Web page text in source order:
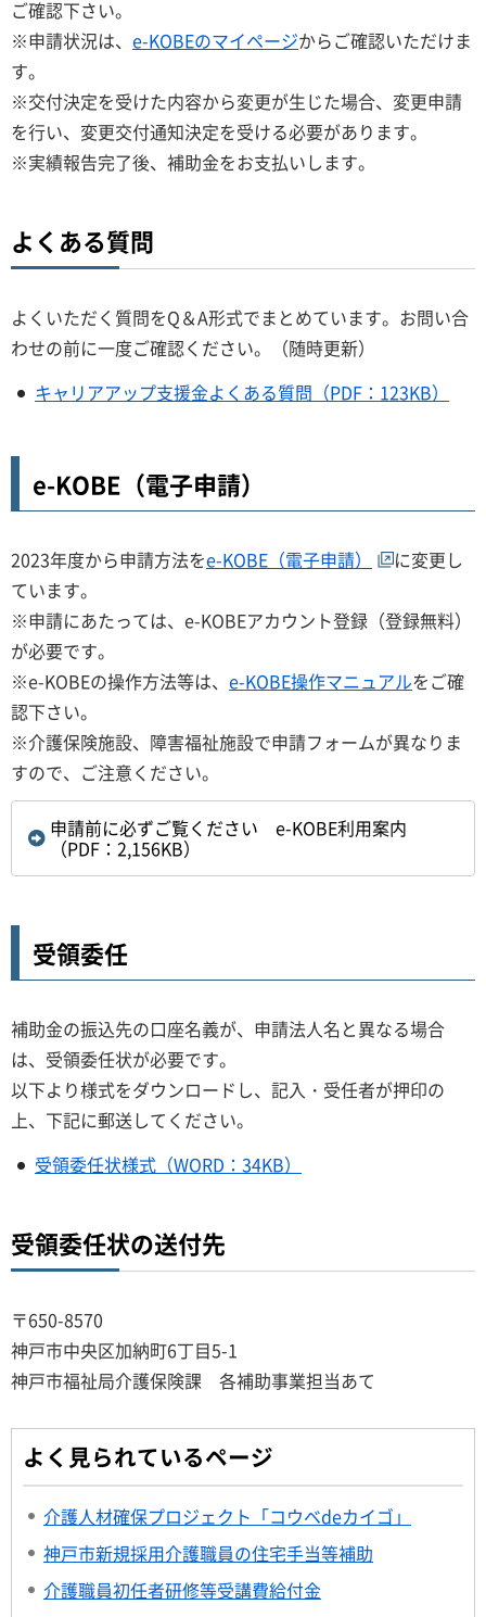
ご確認下さい。
※申請状況は、 e-KOBEのマイページからご確認いただけま
す。
※交付決定を受けた内容から変更が生じた場合、変更申請
を行い、変更交付通知決定を受ける必要があります。
※実績報告完了後、補助金をお支払いします。
よくある質問
よくいただく質問をQ＆A形式でまとめています。お問い合
わせの前に一度ご確認ください。（随時更新）
キャリアアップ支援金よくある質問（PDF：123KB）
e-KOBE（電子申請）
2023年度から申請方法をe-KOBE（電子申請）
に変更し
ています。
※申請にあたっては、e-KOBEアカウント登録（登録無料）
が必要です。
※e-KOBEの操作方法等は、 e-KOBE操作マニュアルをご確
認下さい。
※介護保険施設、障害福祉施設で申請フォームが異なりま
すので、ご注意ください。
申請前に必ずご覧ください e-KOBE利用案内
（PDF：2,156KB）
受領委任
補助金の振込先の口座名義が、申請法人名と異なる場合
は、受領委任状が必要です。
以下より様式をダウンロードし、記入・受任者が押印の
上、下記に郵送してください。
受領委任状様式（WORD：34KB）
受領委任状の送付先
〒650-8570
神戸市中央区加納町6丁目5-1
神戸市福祉局介護保険課 各補助事業担当あて
よく見られているページ
介護人材確保プロジェクト「コウベdeカイゴ」
神戸市新規採用介護職員の住宅手当等補助
介護職員初任者研修等受講費給付金